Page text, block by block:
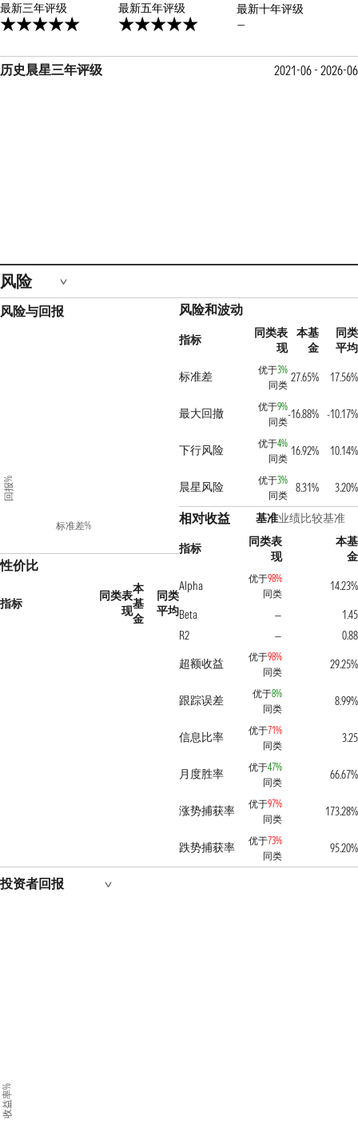
最新三年评级 最新五年评级
最新十年评级
—
历史晨星三年评级 2021-06 - 2026-06
风险
风险与回报
标准差%
回报%
性价比
指标
同类表
现
本
基
金
同类
平均
风险和波动
指标
同类表
现
本基
金
同类
平均
标准差
优于3%
同类
27.65% 17.56%
最大回撤 优于9%
同类
-16.88% -10.17%
下行风险 优于4%
同类
16.92% 10.14%
晨星风险 优于3%
同类
8.31% 3.20%
相对收益 基准业绩比较基准
指标
同类表
现
本基
金
Alpha
优于98%
同类
14.23%
Beta
—
1.45
R2
—
0.88
超额收益
优于98%
同类
29.25%
跟踪误差 优于8%
同类
8.99%
信息比率 优于71%
同类
3.25
月度胜率 优于47%
同类
66.67%
涨势捕获率 优于97%
同类
173.28%
跌势捕获率 优于73%
同类
95.20%
投资者回报
收益率%